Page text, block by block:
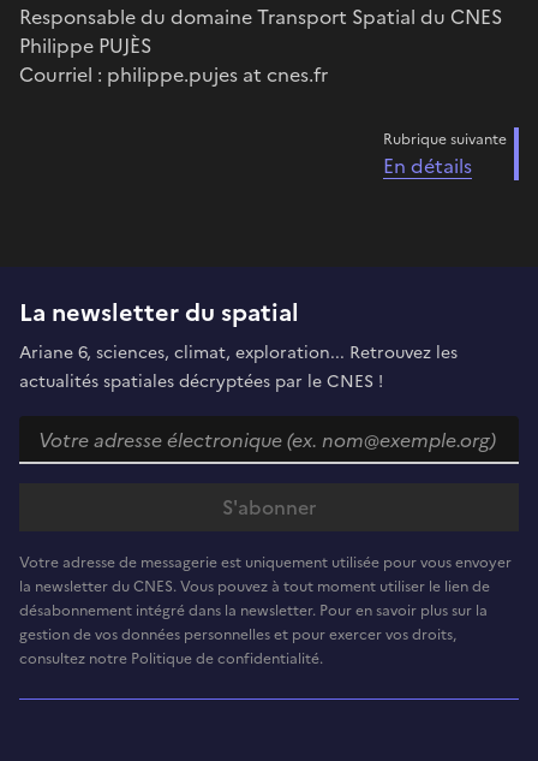
Responsable du domaine Transport Spatial du CNES
Philippe PUJÈS
Courriel : philippe.pujes at cnes.fr
Rubrique suivante
En détails
La newsletter du spatial
Ariane 6, sciences, climat, exploration... Retrouvez les
actualités spatiales décryptées par le CNES !
Votre adresse de messagerie est uniquement utilisée pour vous envoyer
la newsletter du CNES. Vous pouvez à tout moment utiliser le lien de
désabonnement intégré dans la newsletter. Pour en savoir plus sur la
gestion de vos données personnelles et pour exercer vos droits,
consultez notre Politique de confidentialité.